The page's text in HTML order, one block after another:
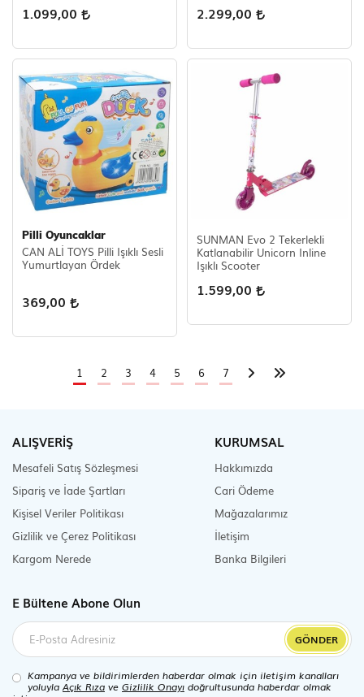
1.099,00 2.299,00
Pilli Oyuncaklar
CAN ALİ TOYS Pilli Işıklı Sesli
Yumurtlayan Ördek
369,00
SUNMAN Evo 2 Tekerlekli
Katlanabilir Unicorn Inline
Işıklı Scooter
1.599,00
1 2 3 4 5 6 7
ALIŞVERİŞ
Mesafeli Satış Sözleşmesi
Sipariş ve İade Şartları
Kişisel Veriler Politikası
Gizlilik ve Çerez Politikası
Kargom Nerede
KURUMSAL
Hakkımızda
Cari Ödeme
Mağazalarımız
İletişim
Banka Bilgileri
E Bültene Abone Olun
GÖNDER
Kampanya ve bildirimlerden haberdar olmak için iletişim kanalları
yoluylaAçık Rıza ve Gizlilik Onayı doğrultusunda haberdar olmak